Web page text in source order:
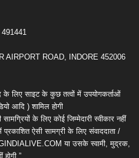
AIRPORT ROAD, INDORE 452006
के लिए साइट के कुछ तत्वों में उपयोगकर्ताओं
आदि ) शामिल होगी
के लिए कोई जिम्मेदारी स्वीकार नहीं
ऐसी सामग्री के लिए संवाददाता /
या उसके स्वामी, मुद्रक,